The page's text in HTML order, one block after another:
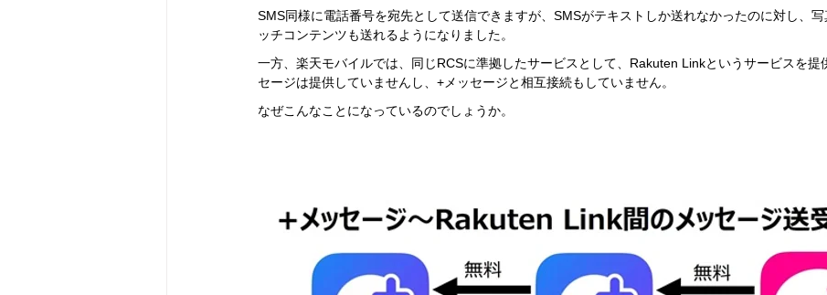
SMS同様に電話番号を宛先として送信できますが、SMSがテキストしか送れなかったのに対し、写
ッチコンテンツも送れるようになりました。
一方、楽天モバイルでは、同じRCSに準拠したサービスとして、Rakuten Linkというサービスを提
セージは提供していませんし、+メッセージと相互接続もしていません。
なぜこんなことになっているのでしょうか。